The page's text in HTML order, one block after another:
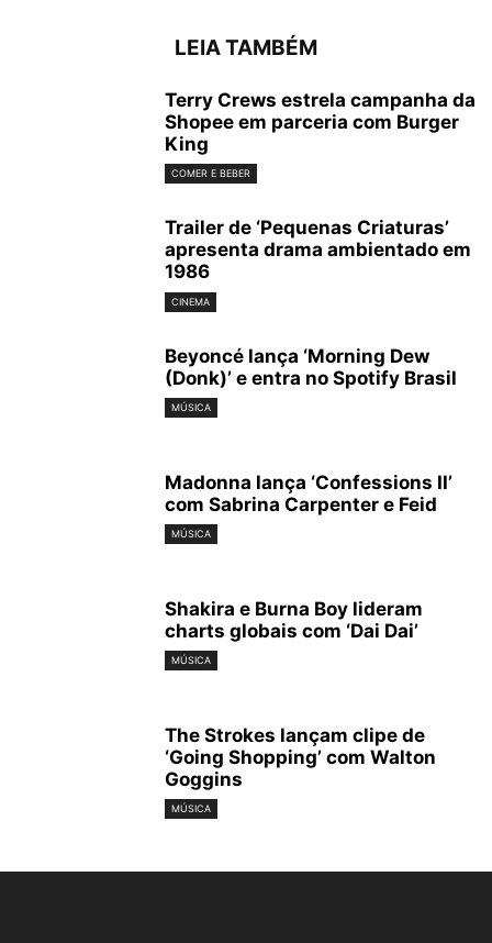
LEIA TAMBÉM
Terry Crews estrela campanha da
Shopee em parceria com Burger
King
COMER E BEBER
Trailer de ‘Pequenas Criaturas’
apresenta drama ambientado em
1986
CINEMA
Beyoncé lança ‘Morning Dew
(Donk)’ e entra no Spotify Brasil
MÚSICA
Madonna lança ‘Confessions II’
com Sabrina Carpenter e Feid
MÚSICA
Shakira e Burna Boy lideram
charts globais com ‘Dai Dai’
MÚSICA
The Strokes lançam clipe de
‘Going Shopping’ com Walton
Goggins
MÚSICA